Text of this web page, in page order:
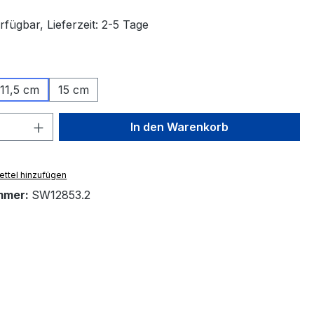
Lieferzeit: 2-5 Tage
11,5 cm 15 cm
Anzahl: Gib den gewünschten Wert
In den Warenkorb
hinzufügen
SW12853.2